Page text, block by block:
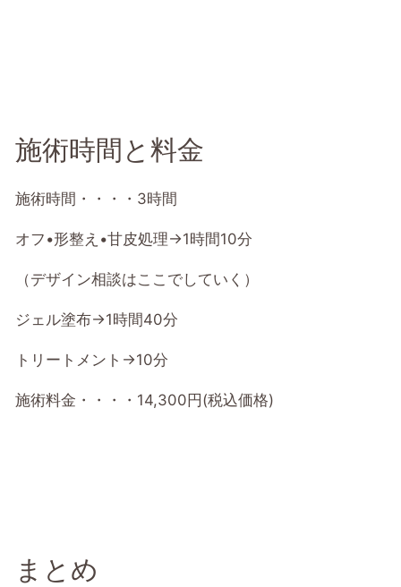
施術時間と料金
施術時間・・・・3時間
オフ•形整え•甘皮処理→1時間10分
（デザイン相談はここでしていく）
ジェル塗布→1時間40分
トリートメント→10分
施術料金・・・・14,300円(税込価格)
まとめ